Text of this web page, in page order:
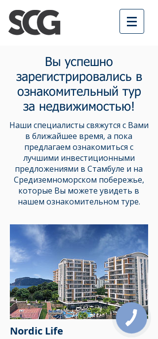
Вы успешно
зарегистрировались в
ознакомительный тур
за недвижимостью!
Наши специалисты свяжутся с Вами
в ближайшее время, а пока
предлагаем ознакомиться с
лучшими инвестиционными
предложениями в Стамбуле и на
Средиземноморском побережье,
которые Вы можете увидеть в
нашем ознакомительном туре.
Nordic Life